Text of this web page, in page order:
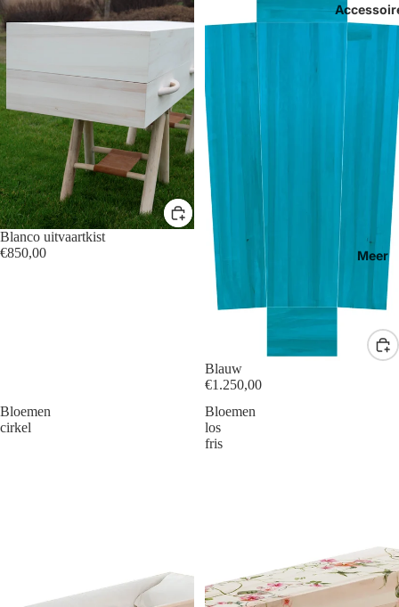
Meer
Blanco uitvaartkist
€850,00
Blauw
€1.250,00
Bloemen
cirkel
Bloemen
los
fris